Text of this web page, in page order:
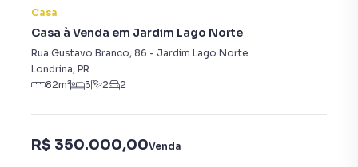
Casa
Casa à Venda em Jardim Lago Norte
Rua Gustavo Branco, 86 - Jardim Lago Norte
Londrina, PR
82m² 3 2 2
R$ 350.000,00Venda